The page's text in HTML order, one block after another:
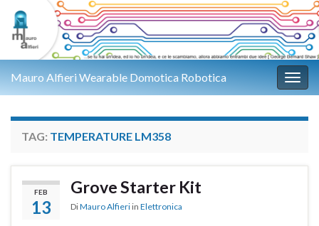
Mauro Alfieri Wearable Domotica Robotica
TAG: TEMPERATURE LM358
FEB
13
Grove Starter Kit
DiMauro Alfieri in Elettronica